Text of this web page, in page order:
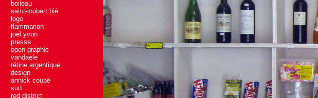
boileau
saint-loubert bié
logo
flammarion
joël yvon
presse
open graphic
vandaele
rétine argentique
design
annick coupé
sud
red district